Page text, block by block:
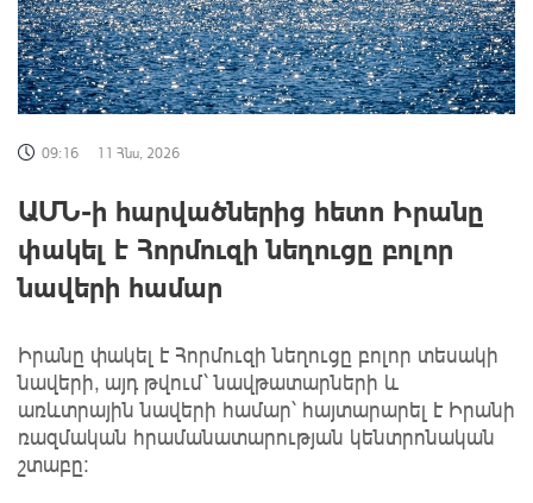
09:16 11 Հնս, 2026
ԱՄՆ-ի հարվածներից հետո Իրանը
փակել է Հորմուզի նեղուցը բոլոր
նավերի համար
Իրանը փակել է Հորմուզի նեղուցը բոլոր տեսակի
նավերի, այդ թվում՝ նավթատարների և
առևտրային նավերի համար՝ հայտարարել է Իրանի
ռազմական հրամանատարության կենտրոնական
շտաբը։